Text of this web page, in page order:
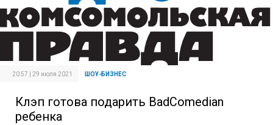
20:57 | 29 июля 2021 ШОУ-БИЗНЕС
Клэп готова подарить BadComedian
ребенка